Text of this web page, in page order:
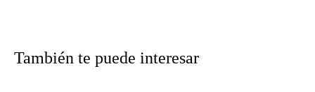
También te puede interesar